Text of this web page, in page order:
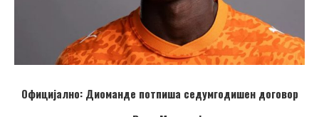
Официјално: Диоманде потпиша седумгодишен договор